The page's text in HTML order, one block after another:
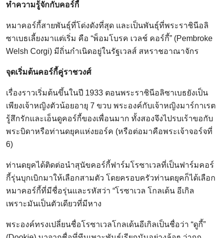
ทำความรู้จักกับคอร์กี้
หมาคอร์กี้สายพันธุ์ที่โด่งดังที่สุด และเป็นพันธุ์ที่พระราชินีอลิ
ซาเบธเลี้ยงมาแต่เริ่ม คือ “พ็อมโบรค เวลช์ คอร์กี้” (Pembroke
Welsh Corgi) มีถิ่นกำเนิดอยู่ในรัฐเวลส์ สหราชอาณาจักร
จุดเริ่มต้นคอร์กี้คู่ราชวงศ์
เรื่องราวเริ่มต้นขึ้นในปี 1933 ตอนพระราชินีอลิซาเบธยังเป็น
เพียงเจ้าหญิงตัวน้อยอายุ 7 ขวบ พระองค์กับเจ้าหญิงมาร์กาเรต
รู้สึกรักและเอ็นดูคอร์กี้ของเพื่อนมาก ทั้งสองจึงไปรบเร้าขอกับ
พระบิดาหรือท่านดยุคแห่งยอร์ค (หรือต่อมาคือพระเจ้าจอร์จที่
6)
ท่านดยุคได้ติดต่อนำสุนัขคอร์กี้ฟาร์มโรซาเวลที่เป็นฟาร์มคอร์
กี้รุ่นบุกเบิกมาให้เลือกสามตัว โดยครอบครัวท่านดยุคก็ได้เลือก
หมาคอร์กี้ที่มีชื่อรุ่นและรหัสว่า “โรซาเวล โกลเด้น อีเกิล
เพราะมันเป็นตัวเดียวที่มีหาง
พระองค์ทรงเปลี่ยนชื่อโรซาเวลโกลเด้นอีเกิลเป็นชื่อว่า “ดูกี้”